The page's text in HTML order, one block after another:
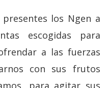
los Ngen a
escogidas para
a las fuerzas
con sus frutos
para agitar sus